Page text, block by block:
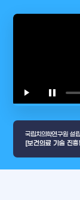
play_arrow pause
국립치의학연구원 설
[보건의료 기술 진